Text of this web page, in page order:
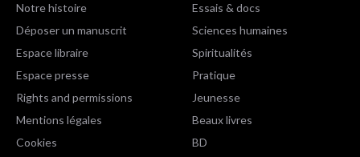
Notre histoire
Déposer un manuscrit
Espace libraire
Espace presse
Rights and permissions
Mentions légales
Cookies
Essais & docs
Sciences humaines
Spiritualités
Pratique
Jeunesse
Beaux livres
BD